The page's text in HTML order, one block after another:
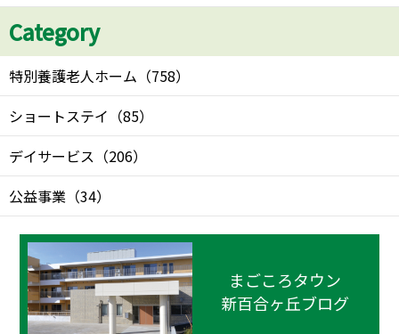
Category
特別養護老人ホーム （758）
ショートステイ （85）
デイサービス （206）
公益事業 （34）
まごころタウン
新百合ヶ丘ブログ